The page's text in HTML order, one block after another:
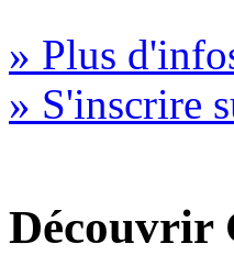
» Plus
» S'inscrire
Découvrir